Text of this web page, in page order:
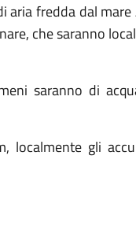
aria fredda dal
che saranno
saranno di
localmente gli